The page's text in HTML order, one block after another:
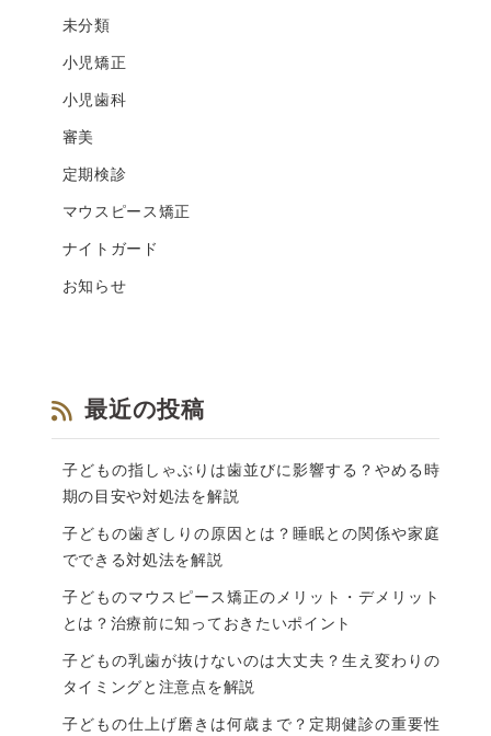
未分類
小児矯正
小児歯科
審美
定期検診
マウスピース矯正
ナイトガード
お知らせ
最近の投稿
子どもの指しゃぶりは歯並びに影響する？やめる時
期の目安や対処法を解説
子どもの歯ぎしりの原因とは？睡眠との関係や家庭
でできる対処法を解説
子どものマウスピース矯正のメリット・デメリット
とは？治療前に知っておきたいポイント
子どもの乳歯が抜けないのは大丈夫？生え変わりの
タイミングと注意点を解説
子どもの仕上げ磨きは何歳まで？定期健診の重要性